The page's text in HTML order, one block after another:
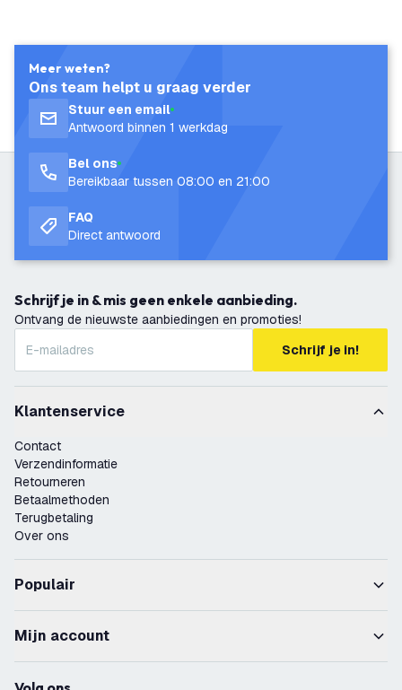
Meer weten?
Ons team helpt u graag verder
Stuur een email
Antwoord binnen 1 werkdag
Bel ons
Bereikbaar tussen 08:00 en 21:00
FAQ
Direct antwoord
Schrijf je in & mis geen enkele aanbieding.
Ontvang de nieuwste aanbiedingen en promoties!
Schrijf je in!
Klantenservice
Contact
Verzendinformatie
Retourneren
Betaalmethoden
Terugbetaling
Over ons
Populair
Mijn account